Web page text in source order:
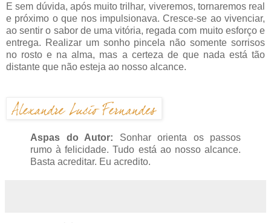
E sem dúvida, após muito trilhar, viveremos, tornaremos real
e próximo o que nos impulsionava. Cresce-se ao vivenciar,
ao sentir o sabor de uma vitória, regada com muito esforço e
entrega. Realizar um sonho pincela não somente sorrisos
no rosto e na alma, mas a certeza de que nada está tão
distante que não esteja ao nosso alcance.
Aspas do Autor: Sonhar orienta os passos
rumo à felicidade. Tudo está ao nosso alcance.
Basta acreditar. Eu acredito.